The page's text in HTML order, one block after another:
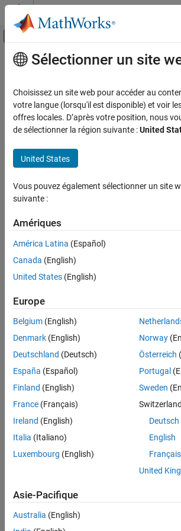
Passer au contenu
Activer/désactiver
Accueil de la documentation
Contenu principal
How useful was this
Sélectionner un site
Choisissez un site web pour accéder au
votre langue (lorsqu'il est disponible) et voir
offres locales. D’après votre position, nous
de sélectionner la région suivante :United
United States
Vous pouvez également sélectionner un site
suivante :
Amériques
América Latina (Español)
Canada (English)
United States (English)
Europe
Belgium (English)
Denmark (English)
Deutschland (Deutsch)
España (Español)
Finland (English)
France (Français)
Ireland (English)
Italia (Italiano)
Luxembourg (English)
Norway
Österreich
Portugal
Sweden
Switzerland
Deutsch
English
Français
United
Asie-Pacifique
Australia (English)
Lutte anti-piratage
© 1994-2026 The MathWorks, Inc.